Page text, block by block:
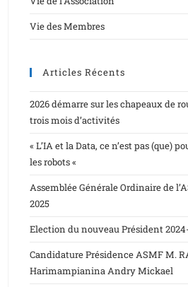
Vie des Membres
Articles Récents
2026 démarre sur les chapeaux de
trois mois d’activités
« L’IA et la Data, ce n’est pas (que)
les robots «
Assemblée Générale Ordinaire de
2025
Election du nouveau Président
Candidature Présidence ASMF M.
Harimampianina Andry Mickael